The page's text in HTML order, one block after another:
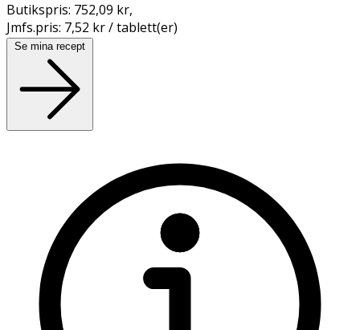
Butikspris: 752,09 kr,
Jmfs.pris: 7,52 kr / tablett(er)
Se mina recept